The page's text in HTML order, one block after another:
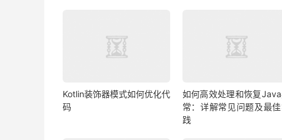
Kotlin装饰器模式如何优化代
码
如何高效处理和恢复
常：详解常见问题及最
践